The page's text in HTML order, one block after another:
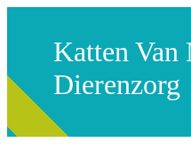
Katten Van
Dierenzorg